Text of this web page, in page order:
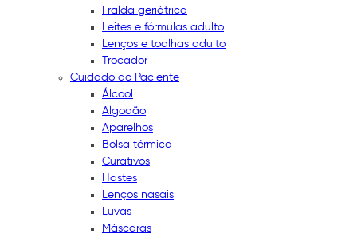
Fralda geriátrica
Leites e fórmulas adulto
Lenços e toalhas adulto
Trocador
Cuidado ao Paciente
Álcool
Algodão
Aparelhos
Bolsa térmica
Curativos
Hastes
Lenços nasais
Luvas
Máscaras